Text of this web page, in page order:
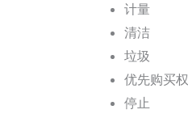
计量
清洁
垃圾
优先购买权
停止